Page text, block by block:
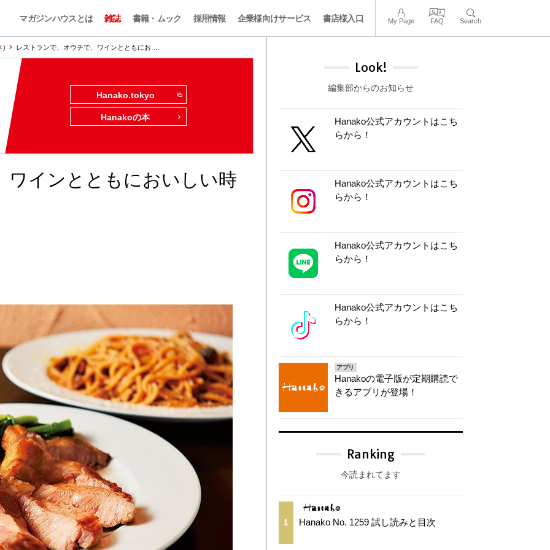
マガジンハウスとは 雑誌 書籍・ムック 採用情報 企業様向けサービス 書店様入口 My Page FAQ Search
) レストランで、オウチで、ワインとともにお …
Hanako.tokyo
Hanakoの本
インとともにおいしい時
Look!
編集部からのお知らせ
Hanako公式アカウントはこち
らから！
Hanako公式アカウントはこち
らから！
Hanako公式アカウントはこち
らから！
Hanako公式アカウントはこち
らから！
アプリ
Hanakoの電子版が定期購読で
きるアプリが登場！
Ranking
今読まれてます
1 Hanako No. 1259 試し読みと目次